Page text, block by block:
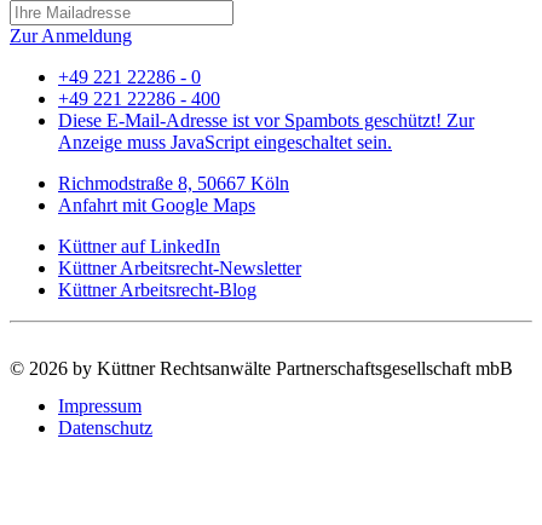
Zur Anmeldung
+49 221 22286 - 0
+49 221 22286 - 400
Diese E-Mail-Adresse ist vor Spambots geschützt! Zur
Anzeige muss JavaScript eingeschaltet sein.
Richmodstraße 8, 50667 Köln
Anfahrt mit Google Maps
Küttner auf LinkedIn
Küttner Arbeitsrecht-Newsletter
Küttner Arbeitsrecht-Blog
© 2026 by Küttner Rechtsanwälte Partnerschaftsgesellschaft mbB
Impressum
Datenschutz